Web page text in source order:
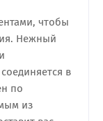
чтобы
Нежный
в
по
из